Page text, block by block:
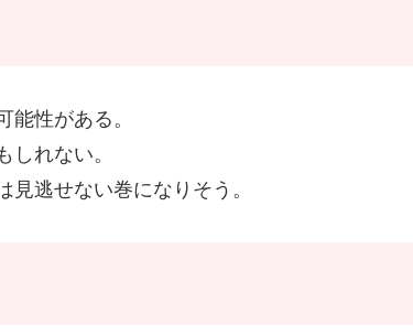
性がある。
れない。
逃せない巻になりそう。